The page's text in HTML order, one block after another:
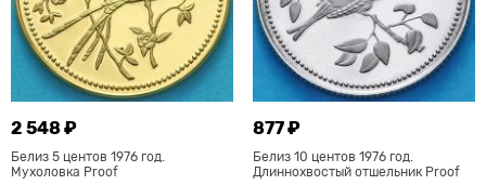
2 548 ₽
Белиз 5 центов 1976 год.
Мухоловка Proof
877 ₽
Белиз 10 центов 1976 год.
Длиннохвостый отшельник Proof